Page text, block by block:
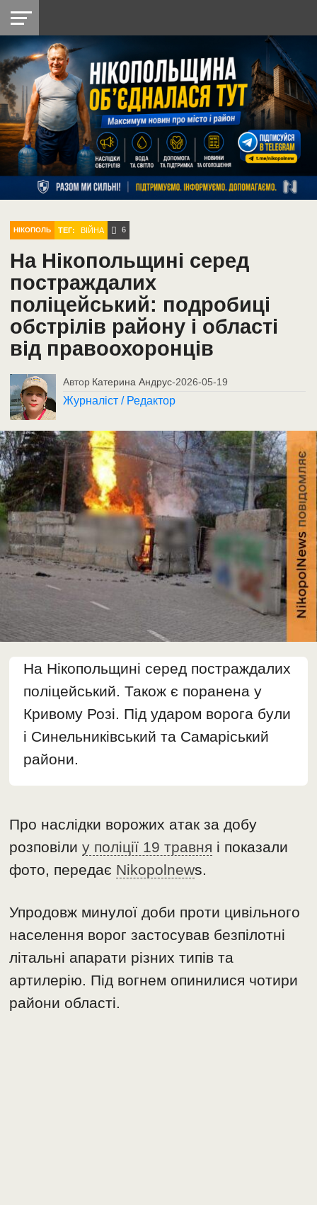
НІКОПОЛЬ
РАЙОН
СІЧЕСЛАВСЬКА
УКРАЇНА
РЕТРО
НІКОПОЛЬ
ЛАЙТ
УКРАЇНА
ДОПОМОГА
РАДІО
НІКОПОЛЬ ТЕГ: ВІЙНА 6
На Нікопольщині серед
постраждалих
поліцейський: подробиці
обстрілів району і області
від правоохоронців
Автор Катерина Андрус-2026-05-19
Журналіст / Редактор
На Нікопольщині серед постраждалих
поліцейський. Також є поранена у
Кривому Розі. Під ударом ворога були
і Синельниківський та Самаріський
райони.
Про наслідки ворожих атак за добу
розповілиу поліції 19 травня і показали
фото, передає Nikopolnews.
Упродовж минулої доби проти цивільного
населення ворог застосував безпілотні
літальні апарати різних типів та
артилерію. Під вогнем опинилися чотири
райони області.